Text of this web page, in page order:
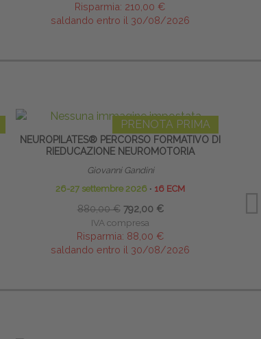
Risparmia: 210,00 €
saldando entro il 30/08/2026
PRENOTA PRIMA
NEUROPILATES® PERCORSO FORMATIVO DI
RIEDUCAZIONE NEUROMOTORIA
Giovanni Gandini
26-27 settembre 2026 ∙ 16 ECM
880,00 € 792,00 €
IVA compresa
Risparmia: 88,00 €
saldando entro il 30/08/2026